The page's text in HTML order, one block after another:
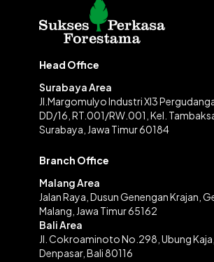
Head Office
Surabaya Area
Jl.Margomulyo Industri XI3
DD/16, RT.001/RW.001, Kel.
Surabaya, Jawa Timur 60184
Branch Office
Malang Area
Jalan Raya, Dusun Genengan Krajan,
Malang, Jawa Timur 65162
Bali Area
Jl. Cokroaminoto No.298, Ubung
Denpasar, Bali 80116